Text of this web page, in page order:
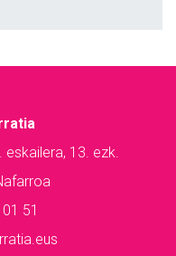
eskailera, 13. ezk.
51